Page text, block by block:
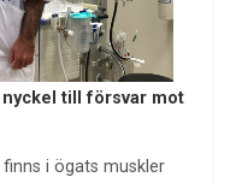
till försvar mot
i ögats muskler